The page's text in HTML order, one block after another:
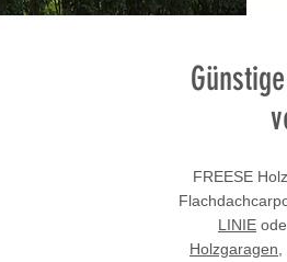
FREESE
LINIE
Holzgaragen